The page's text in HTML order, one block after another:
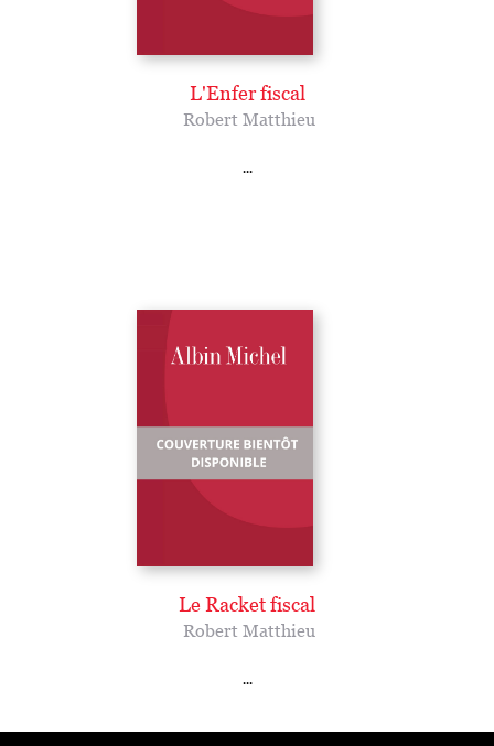
L'Enfer fiscal
Robert Matthieu
...
Le Racket fiscal
Robert Matthieu
...